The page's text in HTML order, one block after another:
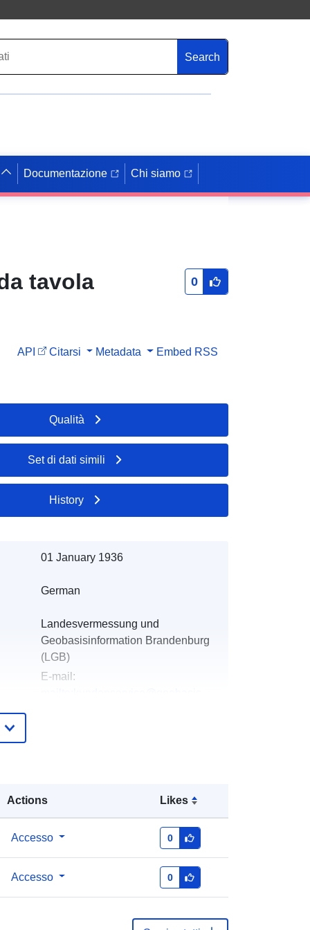
Search
Documentazione Chi siamo
tavola
0
API Citarsi Metadata Embed RSS
Actions Likes
Accesso 0
Accesso 0
Qualità
Set di dati simili
History
01 January 1936
German
Landesvermessung und
Geobasisinformation Brandenburg
(LGB)
E-mail:
July 2026
Coordinate:
Eine Auskunft über die Herkunft der